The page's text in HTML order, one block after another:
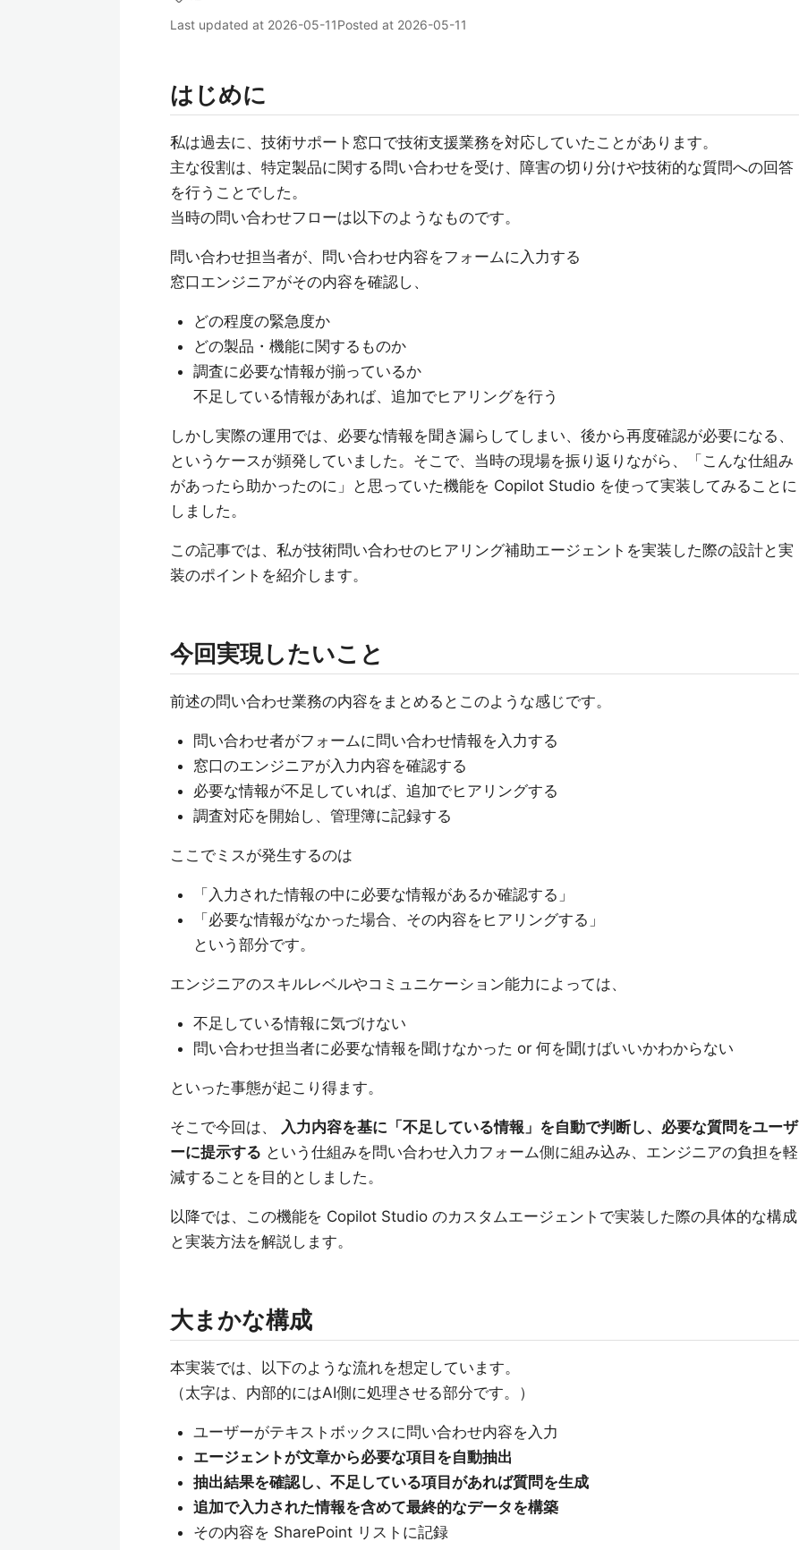
Last updated at 2026-05-11Posted at 2026-05-11
はじめに
私は過去に、技術サポート窓口で技術支援業務を対応していたことがあります。
主な役割は、特定製品に関する問い合わせを受け、障害の切り分けや技術的な質問への回答
を行うことでした。
当時の問い合わせフローは以下のようなものです。
問い合わせ担当者が、問い合わせ内容をフォームに入力する
窓口エンジニアがその内容を確認し、
どの程度の緊急度か
どの製品・機能に関するものか
調査に必要な情報が揃っているか
不足している情報があれば、追加でヒアリングを行う
しかし実際の運用では、必要な情報を聞き漏らしてしまい、後から再度確認が必要になる、
というケースが頻発していました。そこで、当時の現場を振り返りながら、「こんな仕組み
があったら助かったのに」と思っていた機能を Copilot Studio を使って実装してみることに
しました。
この記事では、私が技術問い合わせのヒアリング補助エージェントを実装した際の設計と実
装のポイントを紹介します。
今回実現したいこと
前述の問い合わせ業務の内容をまとめるとこのような感じです。
問い合わせ者がフォームに問い合わせ情報を入力する
窓口のエンジニアが入力内容を確認する
必要な情報が不足していれば、追加でヒアリングする
調査対応を開始し、管理簿に記録する
ここでミスが発生するのは
「入力された情報の中に必要な情報があるか確認する」
「必要な情報がなかった場合、その内容をヒアリングする」
という部分です。
エンジニアのスキルレベルやコミュニケーション能力によっては、
不足している情報に気づけない
問い合わせ担当者に必要な情報を聞けなかった or 何を聞けばいいかわからない
といった事態が起こり得ます。
そこで今回は、 入力内容を基に「不足している情報」を自動で判断し、必要な質問をユーザ
ーに提示する という仕組みを問い合わせ入力フォーム側に組み込み、エンジニアの負担を軽
減することを目的としました。
以降では、この機能を Copilot Studio のカスタムエージェントで実装した際の具体的な構成
と実装方法を解説します。
大まかな構成
本実装では、以下のような流れを想定しています。
（太字は、内部的にはAI側に処理させる部分です。）
ユーザーがテキストボックスに問い合わせ内容を入力
エージェントが文章から必要な項目を自動抽出
抽出結果を確認し、不足している項目があれば質問を生成
追加で入力された情報を含めて最終的なデータを構築
その内容を SharePoint リストに記録